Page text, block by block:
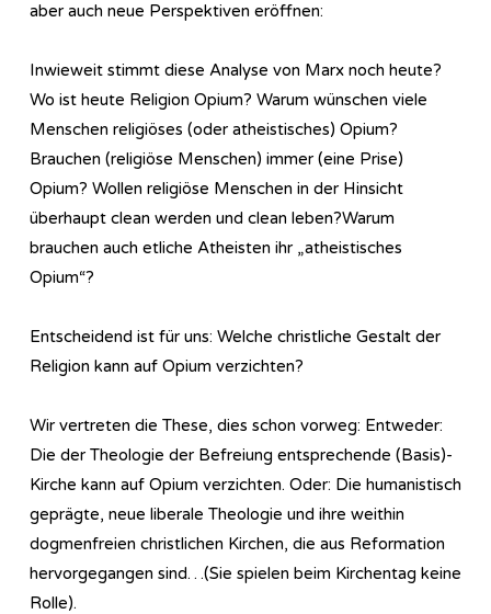
aber auch neue Perspektiven eröffnen:
Inwieweit stimmt diese Analyse von Marx noch heute?
Wo ist heute Religion Opium? Warum wünschen viele
Menschen religiöses (oder atheistisches) Opium?
Brauchen (religiöse Menschen) immer (eine Prise)
Opium? Wollen religiöse Menschen in der Hinsicht
überhaupt clean werden und clean leben?Warum
brauchen auch etliche Atheisten ihr „atheistisches
Opium“?
Entscheidend ist für uns: Welche christliche Gestalt der
Religion kann auf Opium verzichten?
Wir vertreten die These, dies schon vorweg: Entweder:
Die der Theologie der Befreiung entsprechende (Basis)-
Kirche kann auf Opium verzichten. Oder: Die humanistisch
geprägte, neue liberale Theologie und ihre weithin
dogmenfreien christlichen Kirchen, die aus Reformation
hervorgegangen sind…(Sie spielen beim Kirchentag keine
Rolle).